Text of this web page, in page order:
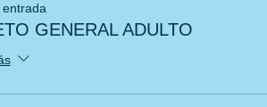
GENERAL ADULTO